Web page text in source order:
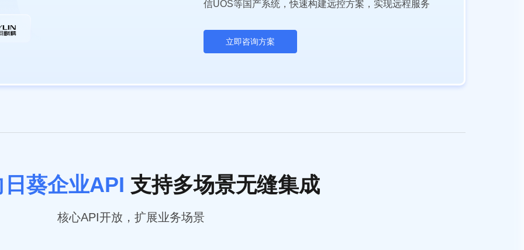
信UOS等国产系统，快速构建远控方案，实现远程服务
立即咨询方案
日葵企业API 支持多场景无缝集成
核心API开放，扩展业务场景